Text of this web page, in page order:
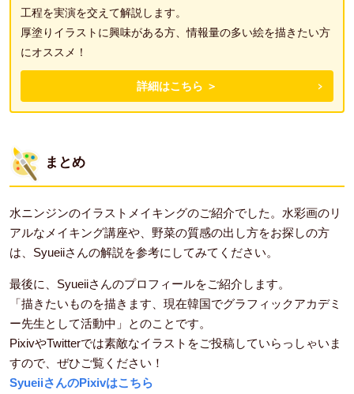
工程を実演を交えて解説します。
厚塗りイラストに興味がある方、情報量の多い絵を描きたい方
にオススメ！
詳細はこちら ＞
まとめ
水ニンジンのイラストメイキングのご紹介でした。水彩画のリ
アルなメイキング講座や、野菜の質感の出し方をお探しの方
は、Syueiiさんの解説を参考にしてみてください。
最後に、Syueiiさんのプロフィールをご紹介します。
「描きたいものを描きます、現在韓国でグラフィックアカデミ
ー先生として活動中」とのことです。
PixivやTwitterでは素敵なイラストをご投稿していらっしゃいま
すので、ぜひご覧ください！
SyueiiさんのPixivはこちら